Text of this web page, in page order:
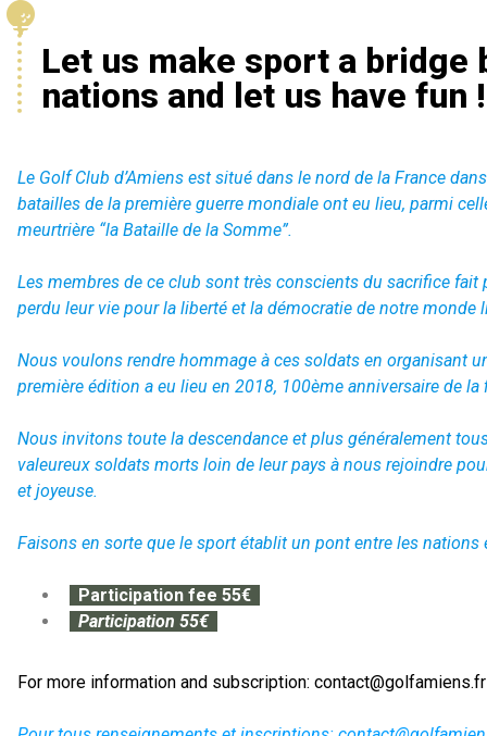
Let us make sport a bridge
nations and let us have fun !
Le Golf Club d’Amiens est situé dans le nord de la France
batailles de la première guerre mondiale ont eu lieu, parmi
meurtrière “la Bataille de la Somme”.
Les membres de ce club sont très conscients du sacrifice
perdu leur vie pour la liberté et la démocratie de notre monde
Nous voulons rendre hommage à ces soldats en organisant
première édition a eu lieu en 2018, 100ème anniversaire de
Nous invitons toute la descendance et plus généralement
valeureux soldats morts loin de leur pays à nous rejoindre
et joyeuse.
Faisons en sorte que le sport établit un pont entre les nations
Participation fee 55€
Participation 55€
For more information and subscription: contact@golfamiens.fr